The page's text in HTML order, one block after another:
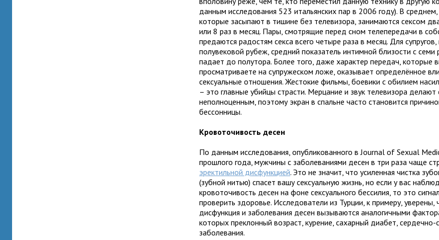
данным исследования 523 итальянских пар в 2006 году). В среднем,
которые засыпают в тишине без телевизора, занимаются сексом
или 8 раз в месяц. Пары, смотрящие перед сном телепередачи в
предаются радостям секса всего четыре раза в месяц. Для
полувековой рубеж, средний показатель интимной близости с семи
падает до полутора. Более того, даже характер передач, которые
просматриваете на супружеском ложе, оказывает определённое
сексуальные отношения. Жестокие фильмы, боевики с обилием
– это главные убийцы страсти. Мерцание и звук телевизора
неполноценным, поэтому экран в спальне часто становится
бессонницы.
Кровоточивость десен
По данным исследования, опубликованного в Journal of Sexual
прошлого года, мужчины с заболеваниями десен в три раза чаще
эректильной дисфункцией. Это не значит, что усиленная чистка
(зубной нитью) спасет вашу сексуальную жизнь, но если у вас
кровоточивость десен на фоне сексуального бессилия, то это
проверить здоровье. Исследователи из Турции, к примеру, уверены,
дисфункция и заболевания десен вызываются аналогичными
которых преклонный возраст, курение, сахарный диабет, сердечно-
заболевания.